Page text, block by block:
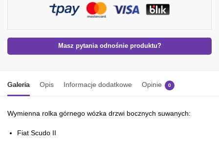
Masz pytania odnośnie produktu?
Galeria Opis Informacje dodatkowe Opinie 0
Wymienna rolka górnego wózka drzwi bocznych suwanych:
Fiat Scudo II